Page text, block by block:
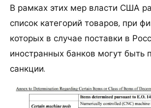
В рамках этих мер власти США
список категорий товаров, при
которых в случае поставки в
иностранных банков могут быть
санкции.